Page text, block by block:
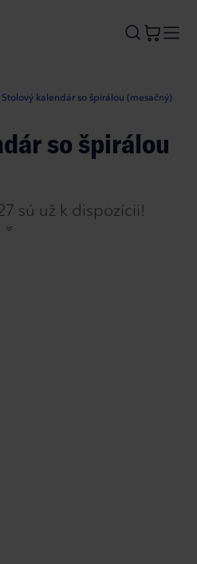
Stolový kalendár so špirálou (mesačný)
sú už k dispozícii!